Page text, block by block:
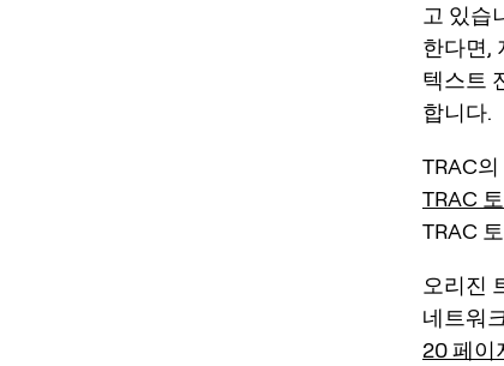
고 있습
한다면,
텍스트
합니다.
TRAC
TRAC
TRAC
오리진
네트워
20 페이